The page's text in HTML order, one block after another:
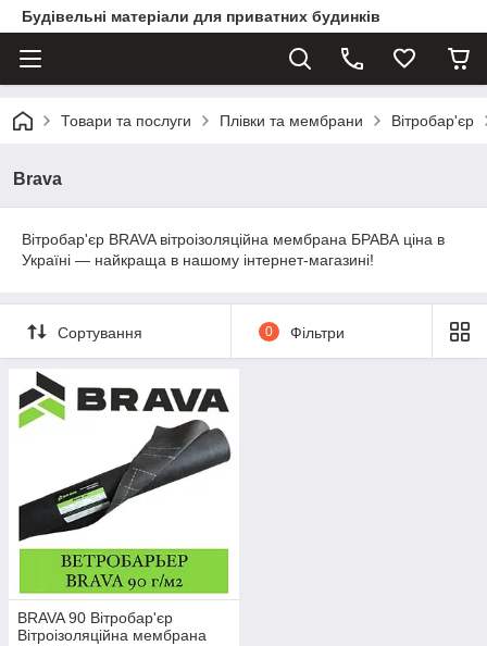
Будівельні матеріали для приватних будинків
Товари та послуги Плівки та мембрани Вітробар'єр
Brava
Вітробар'єр BRAVA вітроізоляційна мембрана БРАВА ціна в
Україні — найкраща в нашому інтернет-магазині!
Сортування 0 Фільтри
BRAVA 90 Вітробар'єр
Вітроізоляційна мембрана